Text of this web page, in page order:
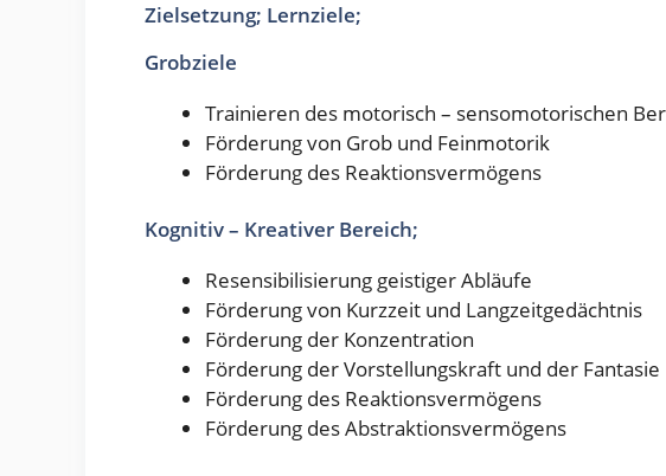
Zielsetzung; Lernziele;
Grobziele
Trainieren des motorisch – sensomotorischen
Förderung von Grob und Feinmotorik
Förderung des Reaktionsvermögens
Kognitiv – Kreativer Bereich;
Resensibilisierung geistiger Abläufe
Förderung von Kurzzeit und Langzeitgedächtnis
Förderung der Konzentration
Förderung der Vorstellungskraft und der Fantasie
Förderung des Reaktionsvermögens
Förderung des Abstraktionsvermögens